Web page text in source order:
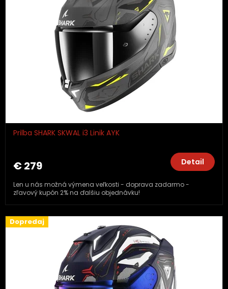
Prilba SHARK SKWAL i3 Linik AYK
€ 279 Detail
Len u nás možná výmena veľkosti - doprava zadarmo -
zľavový kupón 2% na ďalšiu objednávku!
Dopredaj